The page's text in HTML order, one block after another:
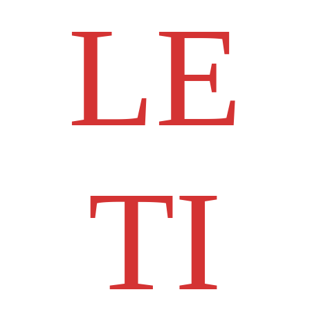
LE
TI